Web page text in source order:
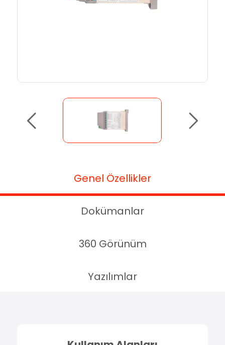
Genel Özellikler
Dokümanlar
360 Görünüm
Yazılımlar